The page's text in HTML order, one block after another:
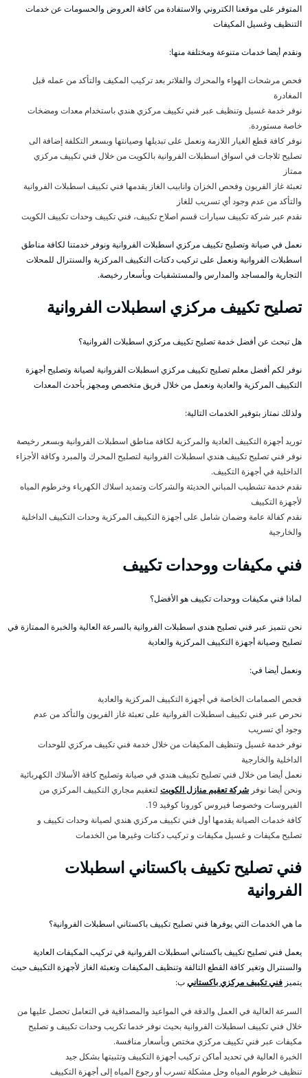
المتوفر على موقعنا الكتروني والاستفادة من كافة العروض والحسومات عن خدمات
التنظيف وغسيل المكيفات
ونقدم أيضا خدمات متنوعة ومختلفة منها:
فحص مرشحات الهواء والمحرك والفلاتر بعد تركيب المكيف والتأكد من عمله قبل
المغادرة
نوفر خدمة غسيل وتنظيف عبر فني تكييف مركزي هندي باستخدام معدات ومضخات
خاصة مستوردة.
نوفر كافة قطع الغيار اللازمة ونعمل على تبديلها وصيانتها وبسعر التكلفة إضافة الى
تصليح ثلاجات في اسواق اسطبلات الفروانية بالكويت من خلال فني تكييف مركزي
ممتاز
تعبئة غاز الفريون وفحص الخزان وانابيب الغاز يقدمها فني تكييف اسطبلات الفروانية
والتأكد من عدم وجود أي تسريب للغاز
نقدم عبر شركة تكييف سيارات قسم اصلاح تكييف، فني تكييف وحدات تكييف الكويت
نعمل في صيانة وتصليح تكييف مركزي اسطبلات الفروانية ونوفر خدمتنا لكافة مناطق
اسطبلات الفروانية ونعمل على تركيب دكتات التكييف المركزية والسنترال للمحلات
التجارية والمساجد والمدارس والمستشفيات وبأسعار رخيصة.
تصليح تكييف مركزي اسطبلات الفروانية
هل تبحث عن أفضل خدمة تصليح تكييف مركزي اسطبلات الفروانية؟
نوفر لكم أفضل معلم تصليح تكييف مركزي اسطبلات الفروانية لصيانة وتصليح أجهزة
التكييف المركزية والعادية ونعمل من خلال فريق متخصص ومجهز بأحدث المعدات
ولذلك نمتاز بتوفير الخدمات التالية:
توريد أجهزة التكييف العادية والمركزية لكافة مناطق اسطبلات الفروانية وبسعر رخيصة
نوفر فني تصليح تكييف هندي اسطبلات الفروانية لتصليح المحرك والمبرد وكافة الأجزاء
الداخلية في أجهزة التكييف.
نقدم خدمة تشطيب المباني الحديثة والشركات وتمديد اسلاك الكهرباء وخرطوم المياه
لأجهزة التكييف
نقدم كفالة عامة وضمان شامل على أجهزة التكييف المركزية وحدات التكييف الداخلية
والخارجية
فني مكيفات ووحدات تكييف
لماذا فني مكيفات ووحدات تكييف هو الأفضل؟
نحن نتميز عبر فني تصليح هندي اسطبلات الفروانية بالسرعة العالية والخبرة الممتازة في
تصليح وصيانة أجهزة التكييف المركزية والعادية
ونعمل أيضا في:
فحص الصمامات الخاصة في أجهزة التكييف المركزية والعادية
نحرص عبر فني تكييف اسطبلات الفروانية على تعبئة غاز الفريون والتأكد من عدم
وجود أي تسريب
نوفر خدمة غسيل وتنظيف المكيفات من خلال خدمة فني تكييف مركزي للوحدات
الداخلية والخارجية
نعمل أيضا من خلال فني تصليح تكييف هندي في صيانة وتصليح كافة الأسلاك الكهربائية
ونحن أيضا نوفر شركة تعقيم منازل الكويت لتعقيم مجاري التكييف المركزي من
الفيروسات وخصوصا فيروس كورونا كوفيد 19.
كافة خدمات الصيانة يقدمها أول فني تكييف مركزي هندي لصيانة وحدات تكييف و
تصليح مكيفات و غسيل مكيفات و تركيب دكتات وغيرها من الخدمات
فني تصليح تكييف باكستاني اسطبلات
الفروانية
ما هي الخدمات التي يوفرها فني تصليح تكييف باكستاني اسطبلات الفروانية؟
يعمل فني تصليح تكييف باكستاني اسطبلات الفروانية في تركيب المكيفات العادية
والسنترال وتغير كافة القطع التالفة وتنظيف المكيفات وتعبئة الغاز لأجهزة التكييف حيث
يتميز فني تكييف مركزي باكستانيب:
السرعة العالية في العمل والدقة في المواعيد والمصداقية في التعامل تحصل عليها من
خلال فني تكييف اسطبلات الفروانية بحيث نوفر خدما تكريب وحدات تكييف و تصليح
مكيفات عبر فني تكييف مركزي مختص وبأسعار منافسة.
الخبرة العالية في تحديد أماكن تركيب أجهزة التكييف وتثبيتها بشكل جيد
تنظيف خرطوم المياه وحل مشكلة تسرب أو رجوع المياه إلى أجهزة التكييف